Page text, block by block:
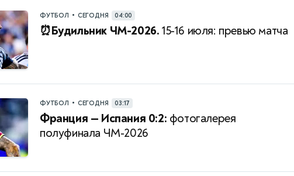
ФУТБОЛ • СЕГОДНЯ 04:00
⏰Будильник ЧМ-2026. 15-16 июля: превью матча
ФУТБОЛ • СЕГОДНЯ 03:17
Франция — Испания 0:2: фотогалерея
полуфинала ЧМ-2026